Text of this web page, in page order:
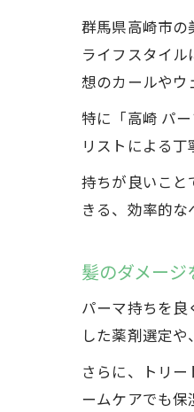
群馬県高崎市の
ライフスタイ
想のカールやウ
特に「高崎 パ
リストによる
持ちが良いこと
きる、効率的な
髪のダメー
パーマ持ちを
した薬剤選定や
さらに、トリ
ームケアでも保